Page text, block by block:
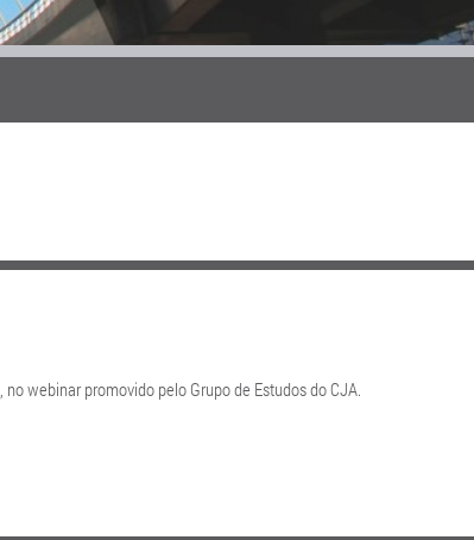
, no webinar promovido pelo Grupo de Estudos do CJA.